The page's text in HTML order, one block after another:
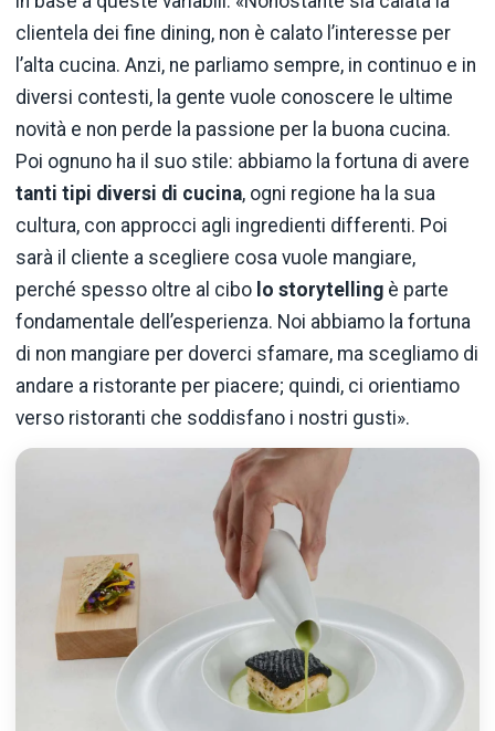
clientela dei fine dining, non è calato l’interesse per
l’alta cucina. Anzi, ne parliamo sempre, in continuo e in
diversi contesti, la gente vuole conoscere le ultime
novità e non perde la passione per la buona cucina.
Poi ognuno ha il suo stile: abbiamo la fortuna di avere
tanti tipi diversi di cucina, ogni regione ha la sua
cultura, con approcci agli ingredienti differenti. Poi
sarà il cliente a scegliere cosa vuole mangiare,
perché spesso oltre al cibo lo storytelling è parte
fondamentale dell’esperienza. Noi abbiamo la fortuna
di non mangiare per doverci sfamare, ma scegliamo di
andare a ristorante per piacere; quindi, ci orientiamo
verso ristoranti che soddisfano i nostri gusti».